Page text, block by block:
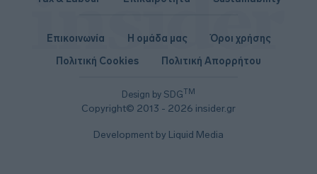
Design by SDGTM
Copyright© 2013 - 2026 insider.gr
Επικοινωνία Η ομάδα μας
Όροι χρήσης
Πολιτική Cookies
Πολιτική Απορρήτου
Development by Liquid Media